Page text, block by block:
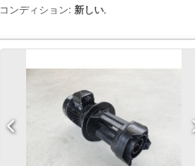
コンディション: 新しい,